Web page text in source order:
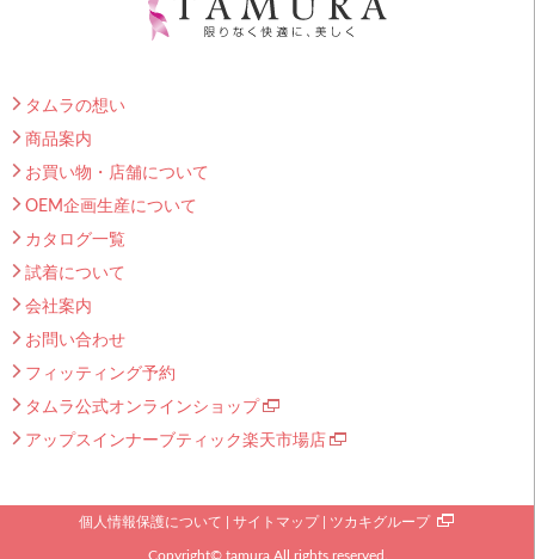
タムラの想い
商品案内
お買い物・店舗について
OEM企画生産について
カタログ一覧
試着について
会社案内
お問い合わせ
フィッティング予約
タムラ公式オンラインショップ
アップスインナーブティック楽天市場店
個人情報保護について サイトマップ ツカキグループ
Copyright© tamura All rights reserved.